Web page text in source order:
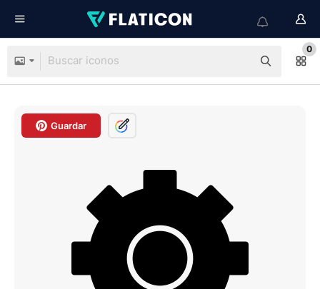
0
Guardar